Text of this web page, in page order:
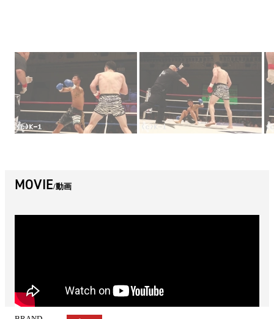
MOVIE 動画